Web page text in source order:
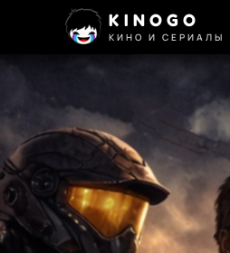
KINOGO
КИНО И СЕРИАЛЫ